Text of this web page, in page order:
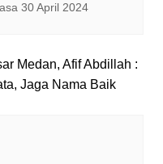
30 April 2024